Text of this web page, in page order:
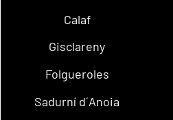
Calaf
Gisclareny
Folgueroles
Sadurní d´Anoia